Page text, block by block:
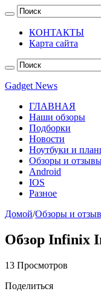
КОНТАКТЫ
Карта сайта
Gadget News
ГЛАВНАЯ
Наши обзоры
Подборки
Новости
Ноутбуки и
Обзоры и
Android
IOS
Разное
Домой/Обзоры и
Обзор Infinix
13 Просмотров
Поделиться